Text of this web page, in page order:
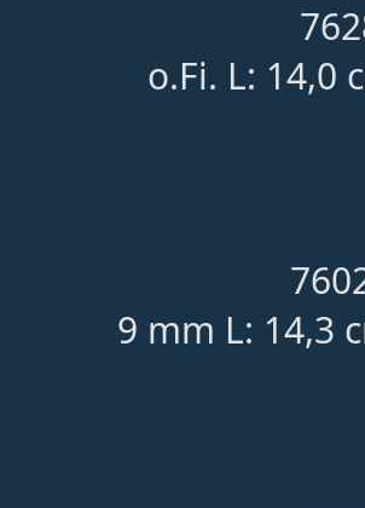
o.Fi. L: 14,0
9 mm L: 14,3